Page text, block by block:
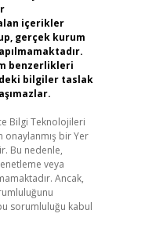
içerikler
gerçek kurum
benzerlikleri
bilgiler taslak
Bilgi Teknolojileri
onaylanmış bir Yer
Bu nedenle,
veya
Ancak,
sorumluluğu kabul